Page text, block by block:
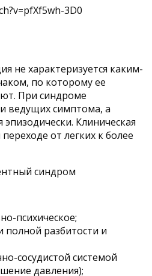
3D0
не характеризуется каким-
по которому ее
При синдроме
ведущих симптома, а
Клиническая
от легких к более
психическое;
полной разбитости и
сосудистой системой
давления);